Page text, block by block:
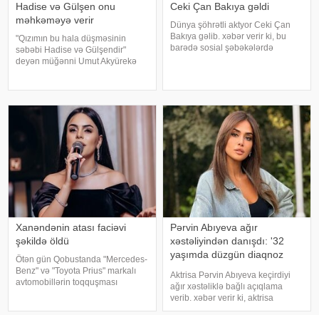
Hadise və Gülşen onu
məhkəməyə verir
"Qızımın bu hala düşməsinin
səbəbi Hadise və Gülşendir"
deyən müğənni Umut Akyürekə
davam etdirən Akyürek "Mən
Ceki Çan Bakıya gəldi
Dünya şöhrətli aktyor Ceki Çan
Bakıya gəlib. xəbər verir ki, bu
barədə sosial şəbəkələrdə
adlı beynəlxalq fil
Xanəndənin atası faciəvi
şəkildə öldü
Ötən gün Qobustanda "Mercedes-
Benz" və "Toyota Prius" markalı
avtomobillərin toqquşması
Pərvin Abıyeva ağır
xəstəliyindən danışdı: '32
yaşımda düzgün diaqnoz
Aktrisa Pərvin Abıyeva keçirdiyi
ağır xəstəliklə bağlı açıqlama
verib. xəbər verir ki, aktrisa
axlorhidriya xəstəliyindən əziyyət